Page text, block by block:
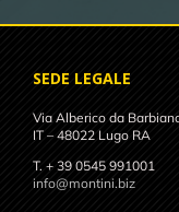
SEDE LEGALE
Via Alberico da
IT – 48022 Lugo RA
T. + 39 0545 991001
info@montini.biz